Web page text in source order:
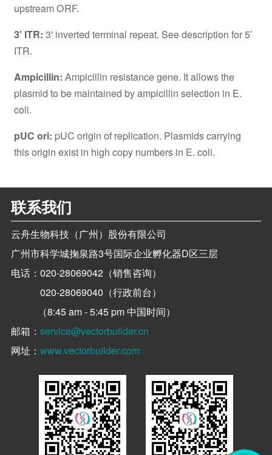
upstream ORF.
3' ITR: 3' inverted terminal repeat. See description for 5’
ITR.
Ampicillin: Ampicillin resistance gene. It allows the
plasmid to be maintained by ampicillin selection in E.
coli.
pUC ori: pUC origin of replication. Plasmids carrying
this origin exist in high copy numbers in E. coli.
联系我们
云舟生物科技（广州）股份有限公司
广州市科学城掬泉路3号国际企业孵化器D区三层
电话：020-28069042（销售咨询）
020-28069040（行政前台）
（8:45 am - 5:45 pm 中国时间）
邮箱：service@vectorbuilder.cn
网址：www.vectorbuilder.com